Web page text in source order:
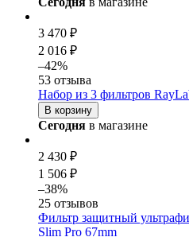
3 470 ₽
2 016 ₽
–42%
53 отзыва
Набор из 3 фильтров
В корзину
Сегодня в магазине
2 430 ₽
1 506 ₽
–38%
25 отзывов
Фильтр защитный
Slim Pro 67mm